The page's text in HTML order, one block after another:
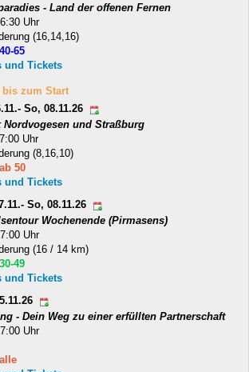
- Land der offenen Fernen
Uhr
(16,14,16)
40-65
und Tickets
bis zum Start
So, 08.11.26
Nordvogesen und Straßburg
Uhr
(8,16,10)
ab 50
und Tickets
So, 08.11.26
Wochenende (Pirmasens)
Uhr
(16 / 14 km)
30-49
und Tickets
- Dein Weg zu einer erfüllten Partnerschaft
Uhr
alle